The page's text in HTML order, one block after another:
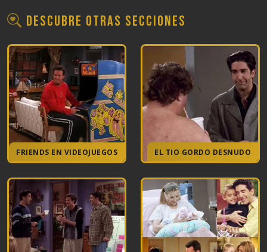
Descubre otras secciones
FRIENDS EN VIDEOJUEGOS EL TIO GORDO DESNUDO